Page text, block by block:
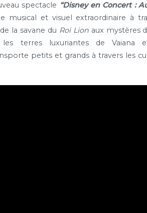
spectacle “Disney en Concert :
et visuel extraordinaire à
la savane du Roi Lionaux mystères
terres luxuriantes de Vaiana
petits et grands à travers les